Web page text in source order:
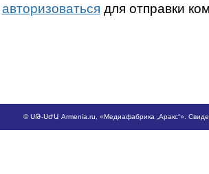
авторизоваться для отправки
©ՍԹ-ՍԺԱ Armenia.ru , «Медиафабрика „Аракс“».